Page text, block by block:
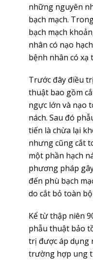
những nguyên
bạch mạch.
bạch mạch
nhân có nạo
bệnh nhân có xạ
Trước đây điều
thuật bao gồm
ngực lớn và nạo
nách. Sau đó
tiến là chừa lại
nhưng cũng cắt
một phần hạch
phương pháp
đến phù bạch
do cắt bỏ toàn
Kể từ thập niên
phẫu thuật bảo
trị được áp dụng
trường hợp ung